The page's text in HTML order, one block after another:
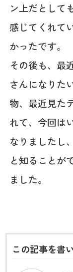
ン上だとして
感じてくれて
かったです。
その後も、最
さんになりた
物、最近見た
れて、今回は
なりましたし
と知ることが
ました。
この記事を書